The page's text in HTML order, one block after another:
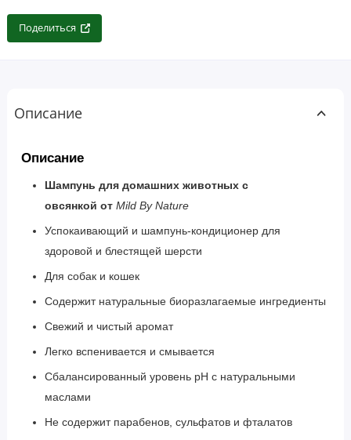
Поделиться
Описание
Описание
Шампунь для домашних животных с
овсянкой от Mild By Nature
Успокаивающий и шампунь-кондиционер для
здоровой и блестящей шерсти
Для собак и кошек
Содержит натуральные биоразлагаемые ингредиенты
Свежий и чистый аромат
Легко вспенивается и смывается
Сбалансированный уровень pH с натуральными
маслами
Не содержит парабенов, сульфатов и фталатов